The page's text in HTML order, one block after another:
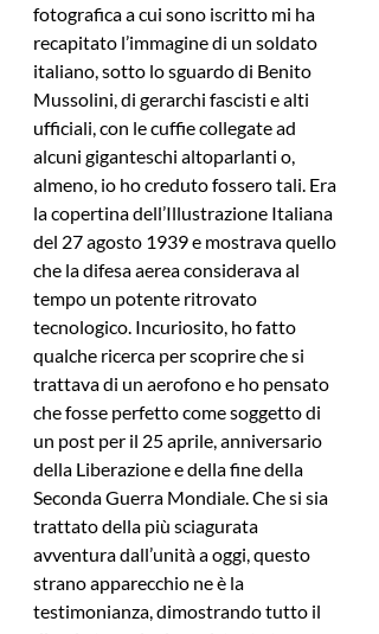
fotografica a cui sono iscritto mi ha
recapitato l’immagine di un soldato
italiano, sotto lo sguardo di Benito
Mussolini, di gerarchi fascisti e alti
ufficiali, con le cuffie collegate ad
alcuni giganteschi altoparlanti o,
almeno, io ho creduto fossero tali. Era
la copertina dell’Illustrazione Italiana
del 27 agosto 1939 e mostrava quello
che la difesa aerea considerava al
tempo un potente ritrovato
tecnologico. Incuriosito, ho fatto
qualche ricerca per scoprire che si
trattava di un aerofono e ho pensato
che fosse perfetto come soggetto di
un post per il 25 aprile, anniversario
della Liberazione e della fine della
Seconda Guerra Mondiale. Che si sia
trattato della più sciagurata
avventura dall’unità a oggi, questo
strano apparecchio ne è la
testimonianza, dimostrando tutto il